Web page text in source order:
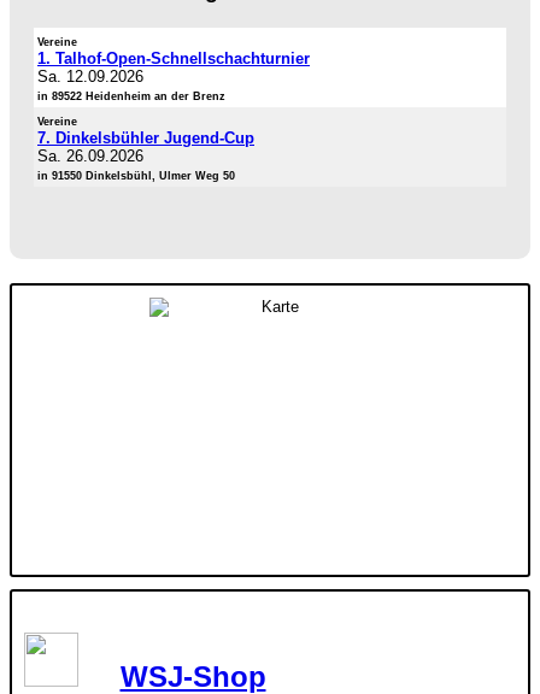
Vereine
1. Talhof-Open-Schnellschachturnier
Sa. 12.09.2026
in 89522 Heidenheim an der Brenz
Vereine
7. Dinkelsbühler Jugend-Cup
Sa. 26.09.2026
in 91550 Dinkelsbühl, Ulmer Weg 50
WSJ-Shop